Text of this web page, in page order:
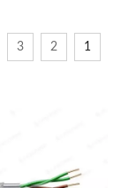
1
2
3